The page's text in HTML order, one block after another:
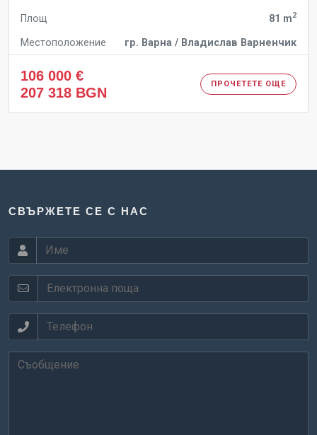
Площ
81 m2
Местоположение гр. Варна / Владислав Варненчик
106 000 €
207 318 BGN
ПРОЧЕТЕТЕ ОЩЕ
СВЪРЖЕТЕ СЕ С НАС